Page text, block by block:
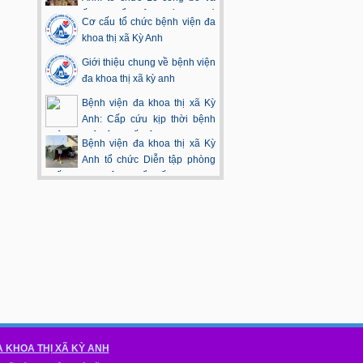
trao quyết định bổ nhiệm chức vụ Phó
Giám đốc bệnh viện.
Cơ cấu tổ chức bệnh viện đa
khoa thị xã Kỳ Anh
Giới thiệu chung về bệnh viện
đa khoa thị xã kỳ anh
Bệnh viện đa khoa thị xã Kỳ
Anh: Cấp cứu kịp thời bệnh
nhân bị ngộ độc thuốc tê
Bệnh viện đa khoa thị xã Kỳ
Anh tổ chức Diễn tập phòng
chống dịch viêm phổi cấp do virus
KHOA THỊ XÃ KỲ ANH